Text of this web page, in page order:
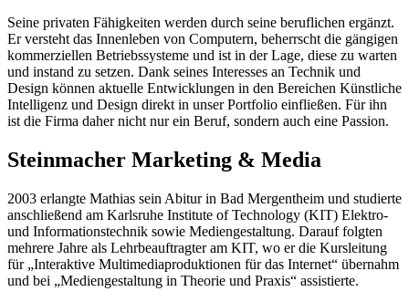
Seine privaten Fähigkeiten werden durch seine beruflichen ergänzt.
Er versteht das Innenleben von Computern, beherrscht die gängigen
kommerziellen Betriebssysteme und ist in der Lage, diese zu warten
und instand zu setzen. Dank seines Interesses an Technik und
Design können aktuelle Entwicklungen in den Bereichen Künstliche
Intelligenz und Design direkt in unser Portfolio einfließen. Für ihn
ist die Firma daher nicht nur ein Beruf, sondern auch eine Passion.
Steinmacher Marketing & Media
2003 erlangte Mathias sein Abitur in Bad Mergentheim und studierte
anschließend am Karlsruhe Institute of Technology (KIT) Elektro-
und Informationstechnik sowie Mediengestaltung. Darauf folgten
mehrere Jahre als Lehrbeauftragter am KIT, wo er die Kursleitung
für „Interaktive Multimediaproduktionen für das Internet“ übernahm
und bei „Mediengestaltung in Theorie und Praxis“ assistierte.